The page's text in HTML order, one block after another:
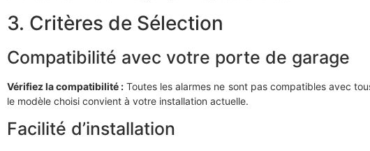
3. Critères de Sélection
Compatibilité avec votre porte de garage
Vérifiez la compatibilité : Toutes les alarmes ne sont pas compatibles avec
le modèle choisi convient à votre installation actuelle.
Facilité d’installation